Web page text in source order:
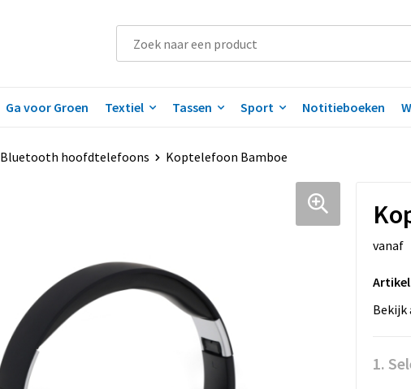
Ga voor Groen Textiel Tassen Sport Notitieboeken
Bluetooth hoofdtelefoons Koptelefoon Bamboe
vanaf
Bekijk
1.